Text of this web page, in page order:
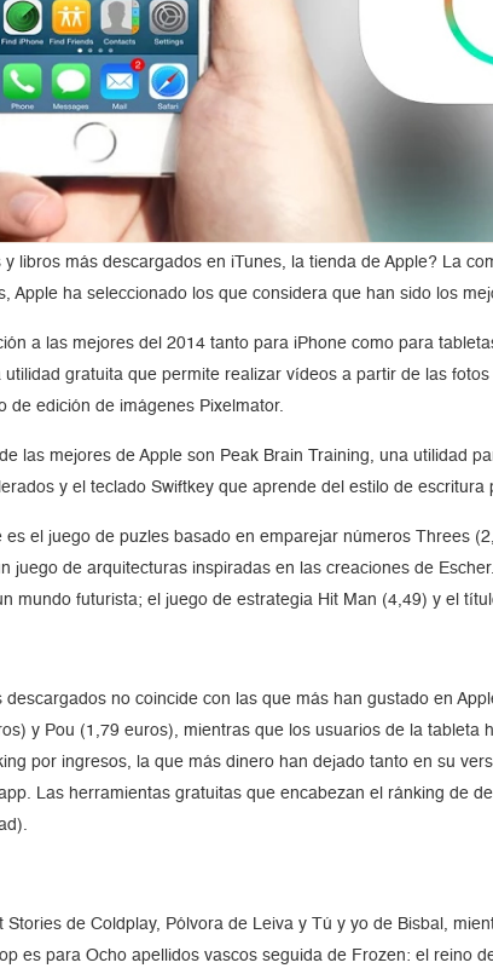
libros más descargados en iTunes, la tienda de Apple? La
Apple ha seleccionado los que considera que han sido los
a las mejores del 2014 tanto para iPhone como para
gratuita que permite realizar vídeos a partir de las
de edición de imágenes Pixelmator.
las mejores de Apple son Peak Brain Training, una utilidad
y el teclado Swiftkey que aprende del estilo de
el juego de puzles basado en emparejar números Threes
juego de arquitecturas inspiradas en las creaciones de
mundo futurista; el juego de estrategia Hit Man (4,49) y el
no coincide con las que más han gustado en
y Pou (1,79 euros), mientras que los usuarios de la
por ingresos, la que más dinero han dejado tanto en su
Las herramientas gratuitas que encabezan el ránking de
Stories de Coldplay, Pólvora de Leiva y Tú y yo de Bisbal,
es para Ocho apellidos vascos seguida de Frozen: el reino